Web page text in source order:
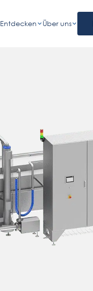
Entdecken Über uns